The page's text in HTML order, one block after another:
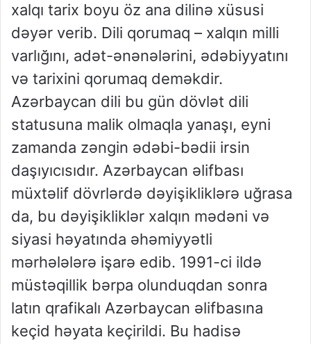
xalqı tarix boyu öz ana dilinə xüsusi
dəyər verib. Dili qorumaq – xalqın milli
varlığını, adət-ənənələrini, ədəbiyyatını
və tarixini qorumaq deməkdir.
Azərbaycan dili bu gün dövlət dili
statusuna malik olmaqla yanaşı, eyni
zamanda zəngin ədəbi-bədii irsin
daşıyıcısıdır. Azərbaycan əlifbası
müxtəlif dövrlərdə dəyişikliklərə uğrasa
da, bu dəyişikliklər xalqın mədəni və
siyasi həyatında əhəmiyyətli
mərhələlərə işarə edib. 1991-ci ildə
müstəqillik bərpa olunduqdan sonra
latın qrafikalı Azərbaycan əlifbasına
keçid həyata keçirildi. Bu hadisə